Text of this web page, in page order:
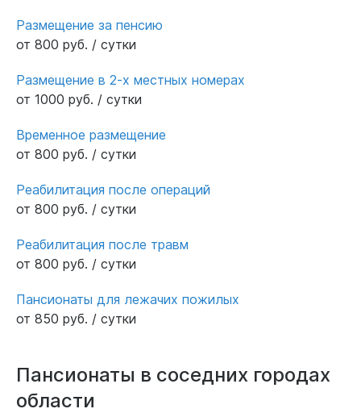
Размещение за пенсию
от 800 руб. / сутки
Размещение в 2-х местных номерах
от 1000 руб. / сутки
Временное размещение
от 800 руб. / сутки
Реабилитация после операций
от 800 руб. / сутки
Реабилитация после травм
от 800 руб. / сутки
Пансионаты для лежачих пожилых
от 850 руб. / сутки
Пансионаты в соседних городах
области